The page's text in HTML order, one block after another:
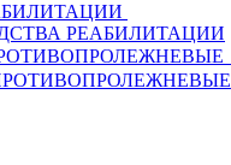
РЕАБИЛИТАЦИИ